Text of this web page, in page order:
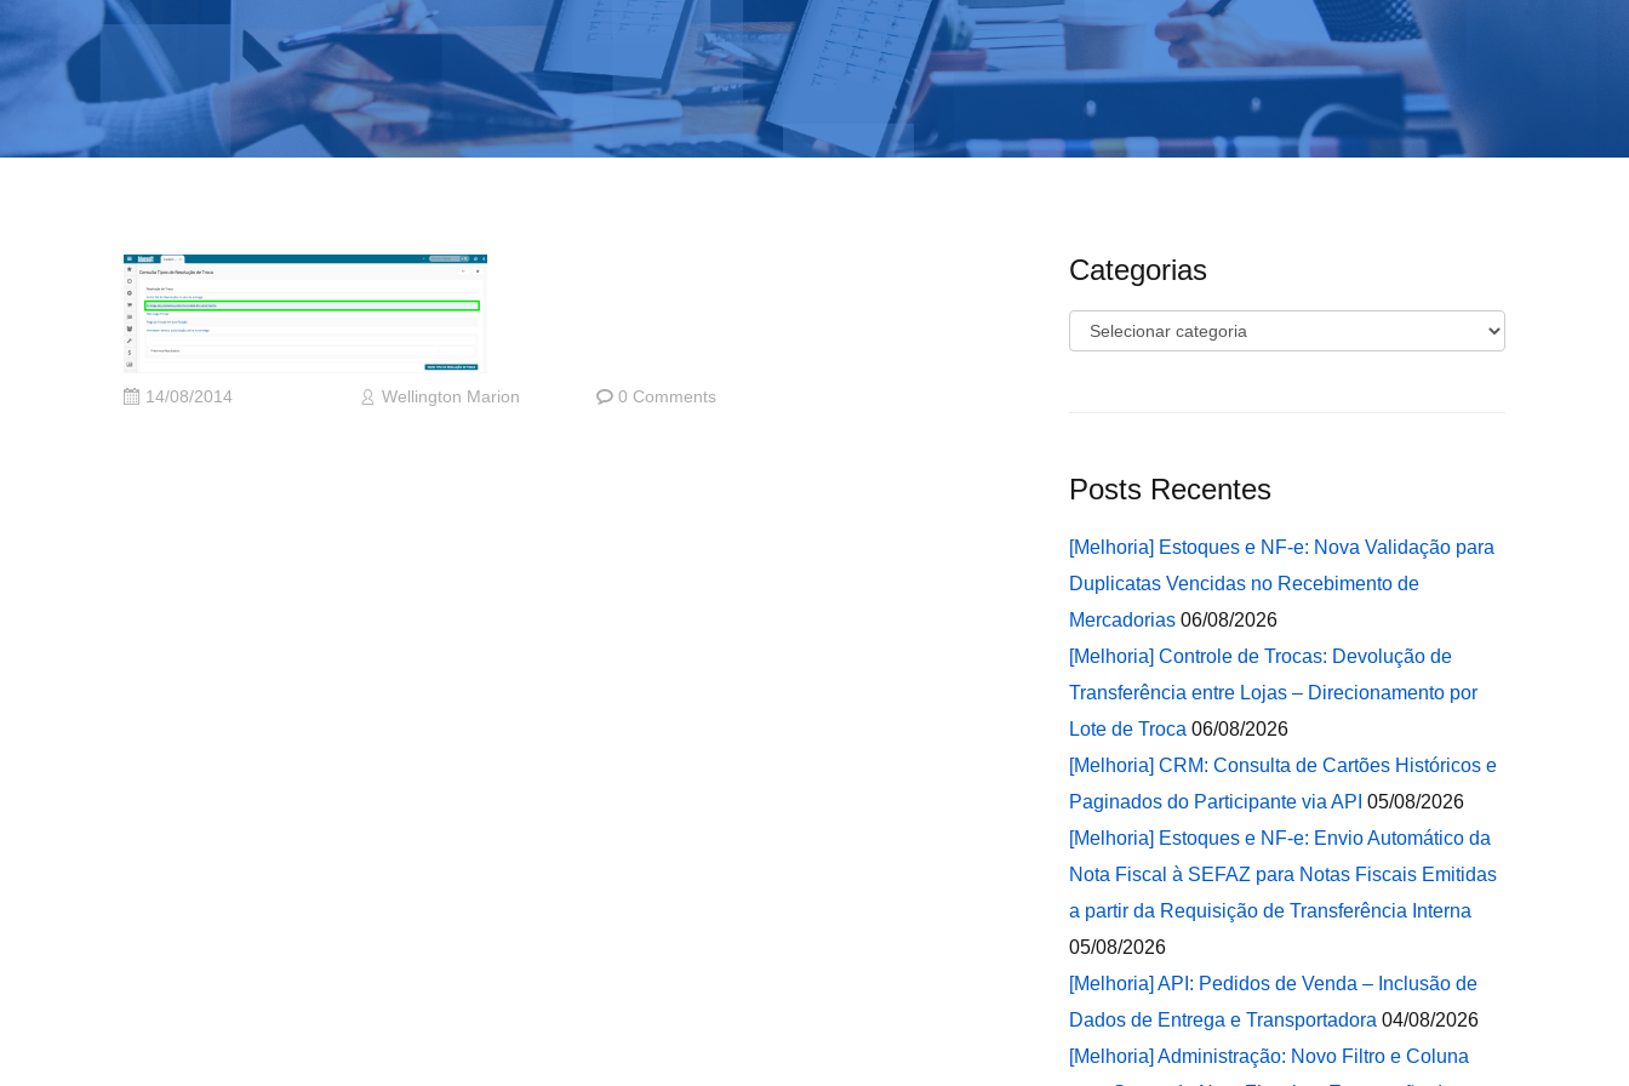
14/08/2014 Wellington Marion 0 Comments
Categorias
Categorias
Posts Recentes
[Melhoria] Estoques e NF-e: Nova Validação para
Duplicatas Vencidas no Recebimento de
Mercadorias 06/08/2026
[Melhoria] Controle de Trocas: Devolução de
Transferência entre Lojas – Direcionamento por
Lote de Troca 06/08/2026
[Melhoria] CRM: Consulta de Cartões Históricos e
Paginados do Participante via API 05/08/2026
[Melhoria] Estoques e NF-e: Envio Automático da
Nota Fiscal à SEFAZ para Notas Fiscais Emitidas
a partir da Requisição de Transferência Interna
05/08/2026
[Melhoria] API: Pedidos de Venda – Inclusão de
Dados de Entrega e Transportadora 04/08/2026
[Melhoria] Administração: Novo Filtro e Coluna